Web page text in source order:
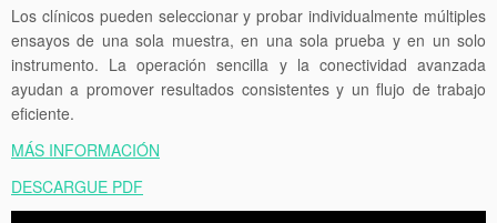
Los clínicos pueden seleccionar y probar individualmente múltiples
ensayos de una sola muestra, en una sola prueba y en un solo
instrumento. La operación sencilla y la conectividad avanzada
ayudan a promover resultados consistentes y un flujo de trabajo
eficiente.
MÁS INFORMACIÓN
DESCARGUE PDF